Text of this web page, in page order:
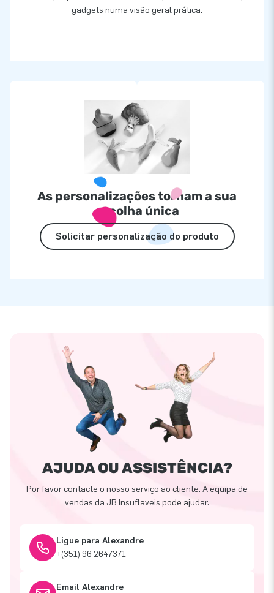
gadgets numa visão geral prática.
As personalizações tornam a sua
escolha única
Solicitar personalização do produto
AJUDA OU ASSISTÊNCIA?
Por favor contacte o nosso serviço ao cliente. A equipa de
vendas da JB Insuflaveis pode ajudar.
Ligue para Alexandre
+(351) 96 2647371
Email Alexandre